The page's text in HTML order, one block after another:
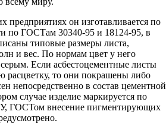
предприятиях он изготавливается по
по ГОСТам 30340-95 и 18124-95, в
типовые размеры листа,
и вес. По нормам цвет у него
Если асбестоцементные листы
расцветку, то они покрашены либо
непосредственно в состав цементной
случае изделие маркируется по
ГОСТом внесение пигментирующих